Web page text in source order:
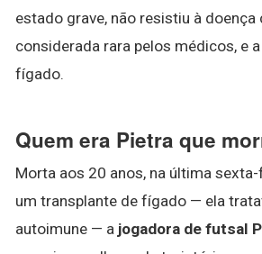
estado grave, não resistiu à doença
considerada rara pelos médicos, e
fígado.
Quem era Pietra que
Morta aos 20 anos, na última
um transplante de fígado — ela
autoimune — a jogadora de futsal